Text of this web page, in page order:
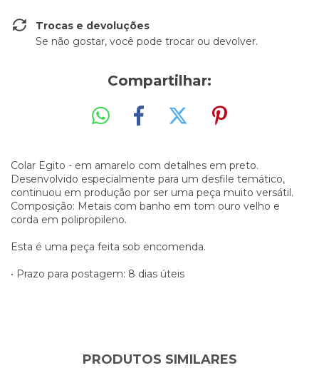
Trocas e devoluções
Se não gostar, você pode trocar ou devolver.
Compartilhar:
Colar Egito - em amarelo com detalhes em preto.
Desenvolvido especialmente para um desfile temático,
continuou em produção por ser uma peça muito versátil.
Composição: Metais com banho em tom ouro velho e
corda em polipropileno.
Esta é uma peça feita sob encomenda.
• Prazo para postagem: 8 dias úteis
PRODUTOS SIMILARES